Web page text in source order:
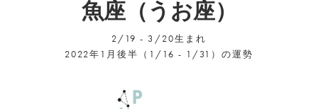
魚座（うお座）
2/19 - 3/20生まれ
2022年1月後半（1/16 - 1/31）の運勢